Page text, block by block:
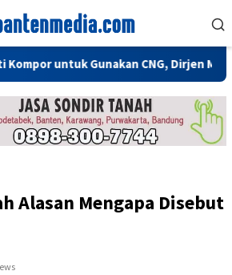
untuk Gunakan CNG, Dirjen Migas:
Alasan Mengapa Disebut